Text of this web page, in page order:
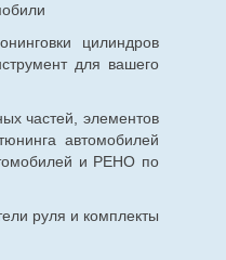
цилиндров
для вашего
частей, элементов
автомобилей
и РЕНО по
руля и комплекты